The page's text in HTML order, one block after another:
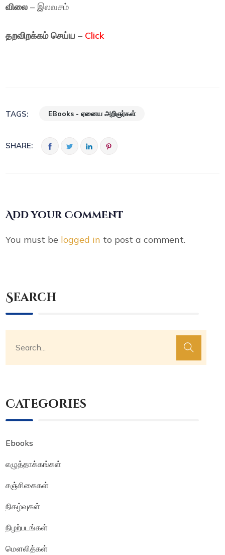
விலை – இலவசம்
தறவிறக்கம் செய்ய – Click
TAGS: EBooks - ஏனைய அறிஞர்கள்
SHARE:
Add your Comment
You must be logged in to post a comment.
Search
Categories
Ebooks
எழுத்தாக்கங்கள்
சஞ்சிகைகள்
நிகழ்வுகள்
நிழற்படங்கள்
மௌலித்கள்